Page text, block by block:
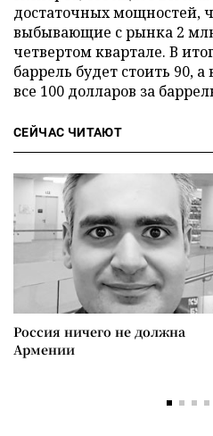
достаточных мощностей,
выбывающие с рынка 2
четвертом квартале. В
баррель будет стоить 90, а
все 100 долларов за
СЕЙЧАС ЧИТАЮТ
Россия ничего не должна
Армении